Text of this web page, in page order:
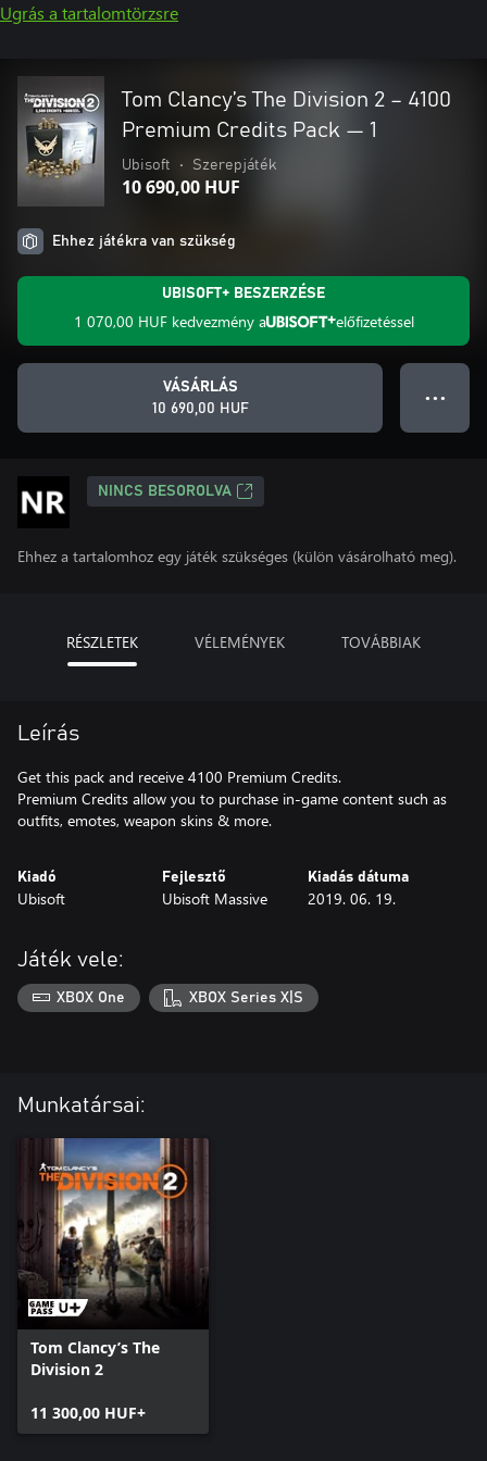
Ugrás a tartalomtörzsre
Tom Clancy’s The Division 2 – 4100
Premium Credits Pack — 1
Ubisoft • Szerepjáték
10 690,00 HUF
Ehhez játékra van szükség
UBISOFT+ BESZERZÉSE
1 070,00 HUFkedvezmény a előfizetéssel
VÁSÁRLÁS
10 690,00 HUF
● ● ●
NINCS BESOROLVA
Ehhez a tartalomhoz egy játék szükséges (külön vásárolható meg).
RÉSZLETEK VÉLEMÉNYEK TOVÁBBIAK
Leírás
Get this pack and receive 4100 Premium Credits.
Premium Credits allow you to purchase in-game content such as
outfits, emotes, weapon skins & more.
Kiadó
Ubisoft
Fejlesztő
Ubisoft Massive
Kiadás dátuma
2019. 06. 19.
Játék vele:
XBOX One XBOX Series X|S
Munkatársai:
Tom Clancy’s The
Division 2
11 300,00 HUF+